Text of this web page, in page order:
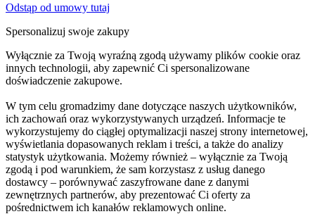
Odstąp od umowy tutaj
Spersonalizuj swoje zakupy
Wyłącznie za Twoją wyraźną zgodą używamy plików cookie oraz
innych technologii, aby zapewnić Ci spersonalizowane
doświadczenie zakupowe.
W tym celu gromadzimy dane dotyczące naszych użytkowników,
ich zachowań oraz wykorzystywanych urządzeń. Informacje te
wykorzystujemy do ciągłej optymalizacji naszej strony internetowej,
wyświetlania dopasowanych reklam i treści, a także do analizy
statystyk użytkowania. Możemy również – wyłącznie za Twoją
zgodą i pod warunkiem, że sam korzystasz z usług danego
dostawcy – porównywać zaszyfrowane dane z danymi
zewnętrznych partnerów, aby prezentować Ci oferty za
pośrednictwem ich kanałów reklamowych online.